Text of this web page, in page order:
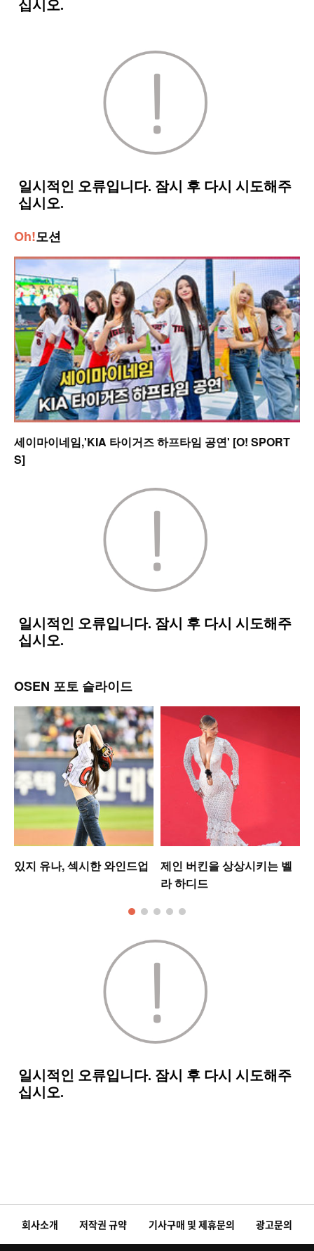
Oh!모션
세이마이네임,'KIA 타이거즈 하프타임 공연' [O! SPORT
S]
OSEN 포토 슬라이드
있지 유나, 섹시한 와인드업
제인 버킨을 상상시키는 벨
라 하디드
회사소개 저작권 규약 기사구매 및 제휴문의 광고문의